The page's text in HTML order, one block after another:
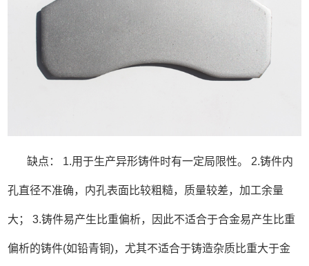
缺点： 1.用于生产异形铸件时有一定局限性。 2.铸件内
孔直径不准确，内孔表面比较粗糙，质量较差，加工余量
大； 3.铸件易产生比重偏析，因此不适合于合金易产生比重
偏析的铸件(如铅青铜)，尤其不适合于铸造杂质比重大于金